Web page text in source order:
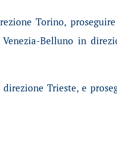
Torino,
Belluno in
Trieste, e